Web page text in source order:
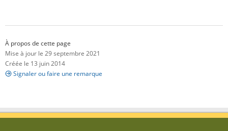
À propos de cette page
Mise à jour le 29 septembre 2021
Créée le 13 juin 2014
Signaler ou faire une remarque